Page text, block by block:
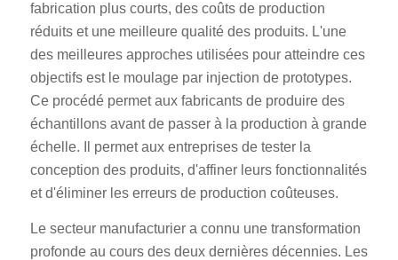
fabrication plus courts, des coûts de production
réduits et une meilleure qualité des produits. L'une
des meilleures approches utilisées pour atteindre ces
objectifs est le moulage par injection de prototypes.
Ce procédé permet aux fabricants de produire des
échantillons avant de passer à la production à grande
échelle. Il permet aux entreprises de tester la
conception des produits, d'affiner leurs fonctionnalités
et d'éliminer les erreurs de production coûteuses.
Le secteur manufacturier a connu une transformation
profonde au cours des deux dernières décennies. Les